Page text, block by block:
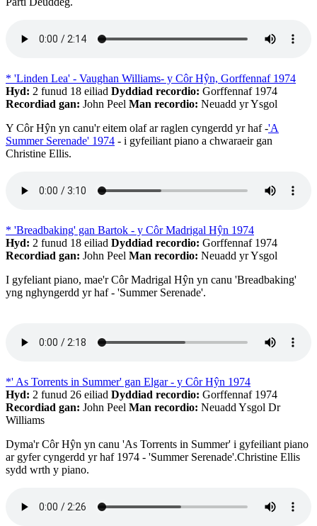
* 'Linden Lea' - Vaughan Williams- y Côr Hŷn, Gorffennaf 1974
Hyd: 2 funud 18 eiliad Dyddiad recordio: Gorffennaf 1974
Recordiad gan: John Peel Man recordio: Neuadd yr Ysgol
Y Côr Hŷn yn canu'r eitem olaf ar raglen cyngerdd yr haf -'A
Summer Serenade' 1974 - i gyfeiliant piano a chwaraeir gan
Christine Ellis.
* 'Breadbaking' gan Bartok - y Côr Madrigal Hŷn 1974
Hyd: 2 funud 18 eiliad Dyddiad recordio: Gorffennaf 1974
Recordiad gan: John Peel Man recordio: Neuadd yr Ysgol
I gyfeliant piano, mae'r Côr Madrigal Hŷn yn canu 'Breadbaking'
yng nghyngerdd yr haf - 'Summer Serenade'.
*' As Torrents in Summer' gan Elgar - y Côr Hŷn 1974
Hyd: 2 funud 26 eiliad Dyddiad recordio: Gorffennaf 1974
Recordiad gan: John Peel Man recordio: Neuadd Ysgol Dr
Williams
Dyma'r Côr Hŷn yn canu 'As Torrents in Summer' i gyfeiliant piano
ar gyfer cyngerdd yr haf 1974 - 'Summer Serenade'.Christine Ellis
sydd wrth y piano.